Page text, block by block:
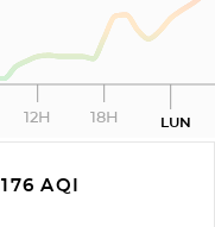
12H 18H LUN
176 AQI